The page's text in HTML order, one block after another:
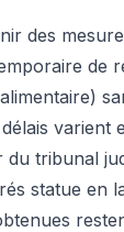
des
de
varient
tribunal
statue en